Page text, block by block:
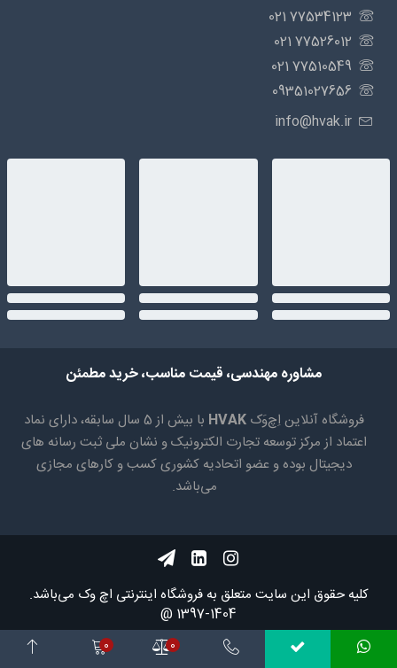
77534123 021
77526012 021
77510549 021
09351027656
info@hvak.ir
مشاوره مهندسی، قیمت مناسب، خرید مطمئن
فروشگاه آنلاین اِچ‌وَک HVAK
با بیش از 5 سال سابقه، دارای نماد
اعتماد از مرکز توسعه تجارت الکترونیک و نشان ملی ثبت رسانه های
دیجیتال بوده و عضو اتحادیه کشوری کسب و کارهای مجازی
می‌باشد.
کلیه حقوق اين سايت متعلق به فروشگاه اینترنتی اچ وک می‌باشد.
1404-1397 @
0
0